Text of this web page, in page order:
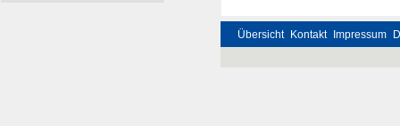
Übersicht Kontakt Impressum